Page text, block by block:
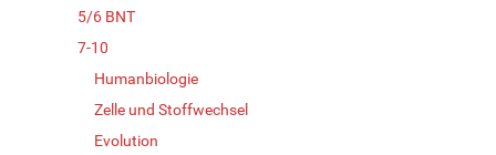
5/6 BNT
7-10
Humanbiologie
Zelle und Stoffwechsel
Evolution